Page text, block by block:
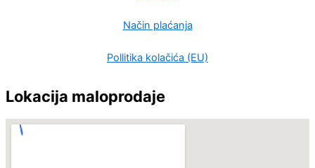
Način plaćanja
Pollitika kolačića (EU)
Lokacija maloprodaje